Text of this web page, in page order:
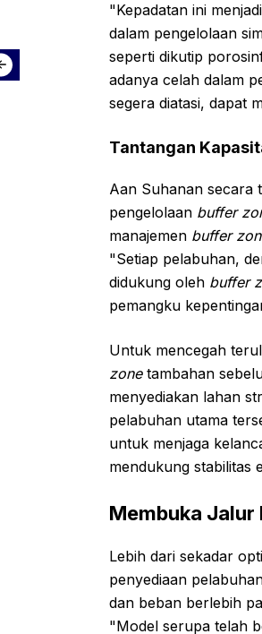
"Kepadatan ini
dalam pengelolaan
seperti dikutip
adanya celah dalam
segera diatasi, dapat
Tantangan
Aan Suhanan secara
pengelolaan buffer
manajemen buffer
"Setiap pelabuhan,
didukung oleh buffer
pemangku
Untuk mencegah
zonetambahan
menyediakan lahan
pelabuhan utama
untuk menjaga
mendukung stabilitas
Membuka
Lebih dari sekadar
penyediaan
dan beban berlebih
"Model serupa telah